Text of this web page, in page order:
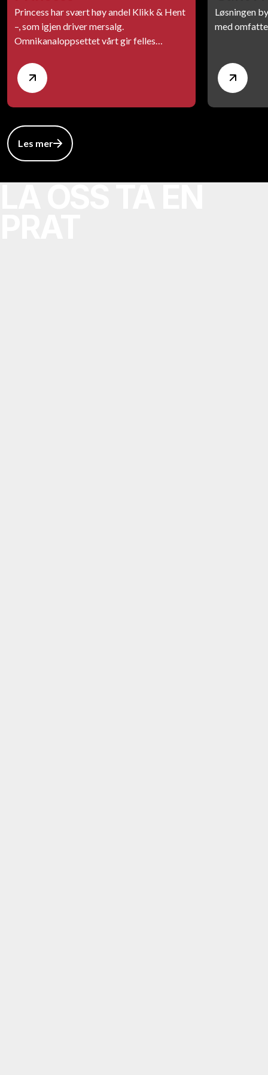
Princess har svært høy andel Klikk & Hent
–, som igjen driver mersalg.
Omnikanaloppsettet vårt gir felles
og sømløse kjøp/returer på tvers av
kanalene.
Løsningen
med
Les mer